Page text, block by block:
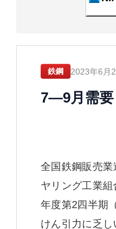
鉄鋼 2023年6月
7―9月需
全国鉄鋼販売
ヤリング工業
年度第2四半期
けん引力に乏